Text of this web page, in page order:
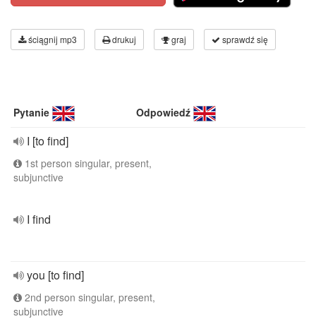
ściągnij mp3 drukuj graj sprawdź się
Pytanie Odpowiedź
I [to find]
1st person singular, present,
subjunctive
I find
you [to find]
2nd person singular, present,
subjunctive